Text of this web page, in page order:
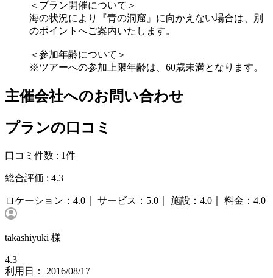
＜プラン開催について＞
海の状況により『青の洞窟』に向かえない場合は、別
のポイントへご案内いたします。
＜参加年齢について＞
※ツアーへの参加上限年齢は、60歳未満となります。
主催会社へのお問い合わせ
プランの口コミ
口コミ件数 : 1件
総合評価 : 4.3
ロケーション： 4.0｜ サービス： 5.0｜ 施設： 4.0｜ 料金： 4.0
takashiyuki 様
4.3
利用日： 2016/08/17